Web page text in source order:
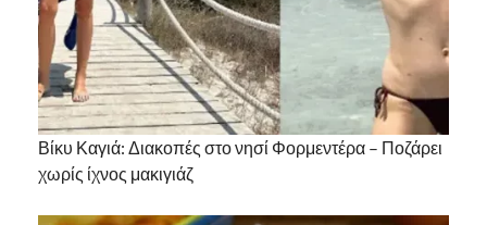
Βίκυ Καγιά: Διακοπές στο νησί Φορμεντέρα – Ποζάρει
χωρίς ίχνος μακιγιάζ